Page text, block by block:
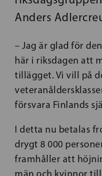
Anders
– Jag är glad för
här i riksdagen att
tillägget. Vi vill på
försvara Finlands
I detta nu betalas
drygt 8 000
framhåller att